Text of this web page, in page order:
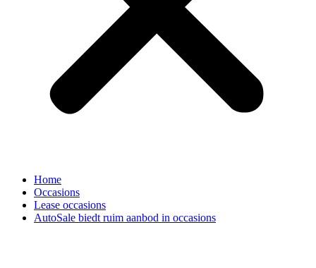
Home
Occasions
Lease occasions
AutoSale biedt ruim aanbod in occasions